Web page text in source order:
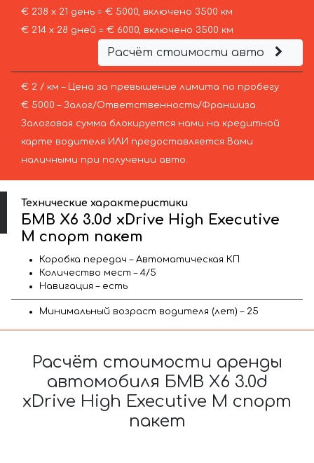
€ 238 х 21 день = € 5000, включено 3500 км
€ 214 х 28 дней = € 6000, включено 3500 км
Расчёт стоимости авто
€ 2 / км – Цена за превышение лимита по пробегу
€ 5000 – Залог/Ответственность/Франшиза.
Залоговая сумма блокируется нами на кредитной
карте водителя ИЛИ предоставляется Вами
наличными при получении авто.
Технические характеристики
БМВ X6 3.0d xDrive High Executive
M спорт пакет
Коробка передач – Автоматическая КП
Количество мест – 4/5
Навигация – есть
Минимальный возраст водителя (лет) – 25
Расчёт стоимости аренды
автомобиля БМВ X6 3.0d
xDrive High Executive M спорт
пакет